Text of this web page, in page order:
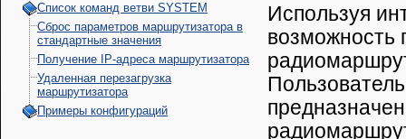
Список команд ветви SYSTEM
Сброс параметров маршрутизатора в
стандартные значения
Получение IP-адреса маршрутизатора
Удаленная перезагрузка
маршрутизатора
Примеры конфигураций
Используя
возможность